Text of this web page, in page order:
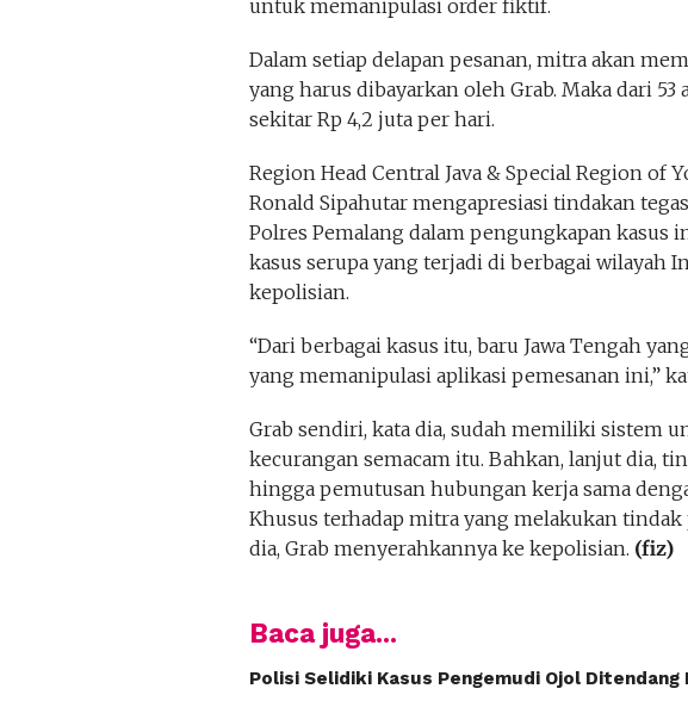
untuk memanipulasi order fiktif.
Dalam setiap delapan pesanan, mitra akan
yang harus dibayarkan oleh Grab. Maka dari
sekitar Rp 4,2 juta per hari.
Region Head Central Java & Special Region of
Ronald Sipahutar mengapresiasi tindakan
Polres Pemalang dalam pengungkapan kasus
kasus serupa yang terjadi di berbagai wilayah
kepolisian.
“Dari berbagai kasus itu, baru Jawa Tengah
yang memanipulasi aplikasi pemesanan ini,”
Grab sendiri, kata dia, sudah memiliki sistem
kecurangan semacam itu. Bahkan, lanjut dia,
hingga pemutusan hubungan kerja sama
Khusus terhadap mitra yang melakukan
dia, Grab menyerahkannya ke kepolisian. (fiz)
Baca juga...
Polisi Selidiki Kasus Pengemudi Ojol